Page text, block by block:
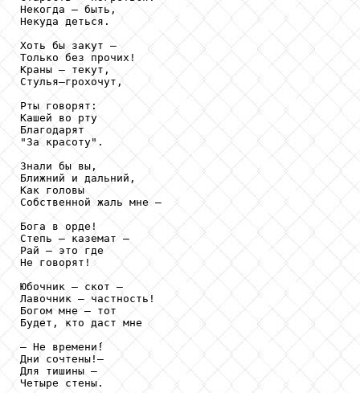
Некогда — быть,
Некуда деться.
Хоть бы закут —
Только без прочих!
Краны — текут,
Стулья—грохочут,
Рты говорят:
Кашей во рту
Благодарят
"За красоту".
Знали бы вы,
Ближний и дальний,
Как головы
Собственной жаль мне —
Бога в орде!
Степь — каземат —
Рай — это где
Не говорят!
Юбочник — скот —
Лавочник — частность!
Богом мне — тот
Будет, кто даст мне
— Не времени !
Дни сочтены!—
Для тишины —
Четыре стены.